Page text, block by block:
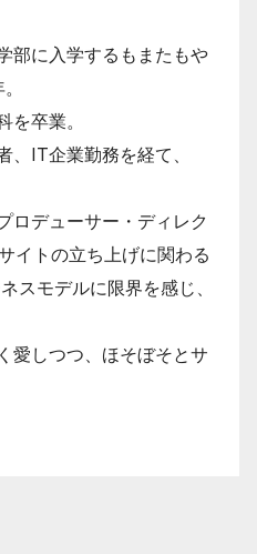
部に入学するもまたもや
を卒業。
、IT企業勤務を経て、
ロデューサー・ディレク
イトの立ち上げに関わる
スモデルに限界を感じ、
愛しつつ、ほそぼそとサ